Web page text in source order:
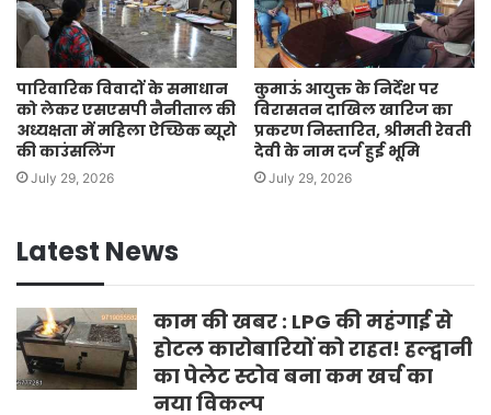
पारिवारिक विवादों के समाधान
को लेकर एसएसपी नैनीताल की
अध्यक्षता में महिला ऐच्छिक ब्यूरो
की काउंसलिंग
July 29, 2026
कुमाऊं आयुक्त के निर्देश पर
विरासतन दाखिल खारिज का
प्रकरण निस्तारित, श्रीमती रेवती
देवी के नाम दर्ज हुई भूमि
July 29, 2026
Latest News
काम की खबर : LPG की महंगाई से
होटल कारोबारियों को राहत! हल्द्वानी
का पेलेट स्टोव बना कम खर्च का
नया विकल्प